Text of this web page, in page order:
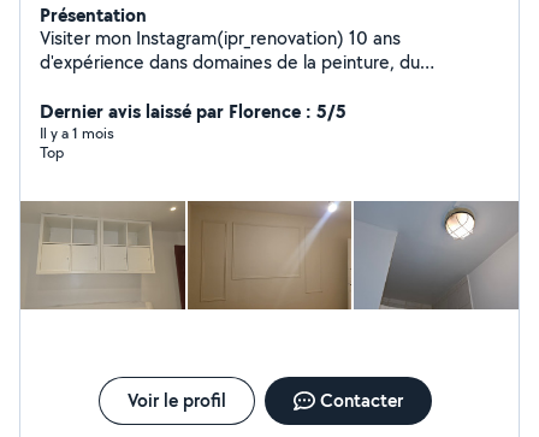
Présentation
Visiter mon Instagram(ipr_renovation) 10 ans
d'expérience dans domaines de la peinture, du
services professionnels de haute qualité, adaptés aussi
bien aux particuliers qu'aux entreprises. Mon expertise
me permet de réaliser des travaux de rénovation, de
des finitions impeccables et durables. Mon savoir-faire
couvre une large gamme de prestations, notamment:
Peinture intérieure: application de peinture sur murs,
plafonds, avec un souci constant du détail et des
finitions lisses. Revêtement mural et sol: pose de
de plâtrerie: préparation des surfaces, pose de plâtre,
réalisation de cloisons et faux-plafonds, réfection de
murs endommagés
Dernier avis laissé par Florence : 5/5
Il y a 1 mois
Top
Voir le profil Contacter